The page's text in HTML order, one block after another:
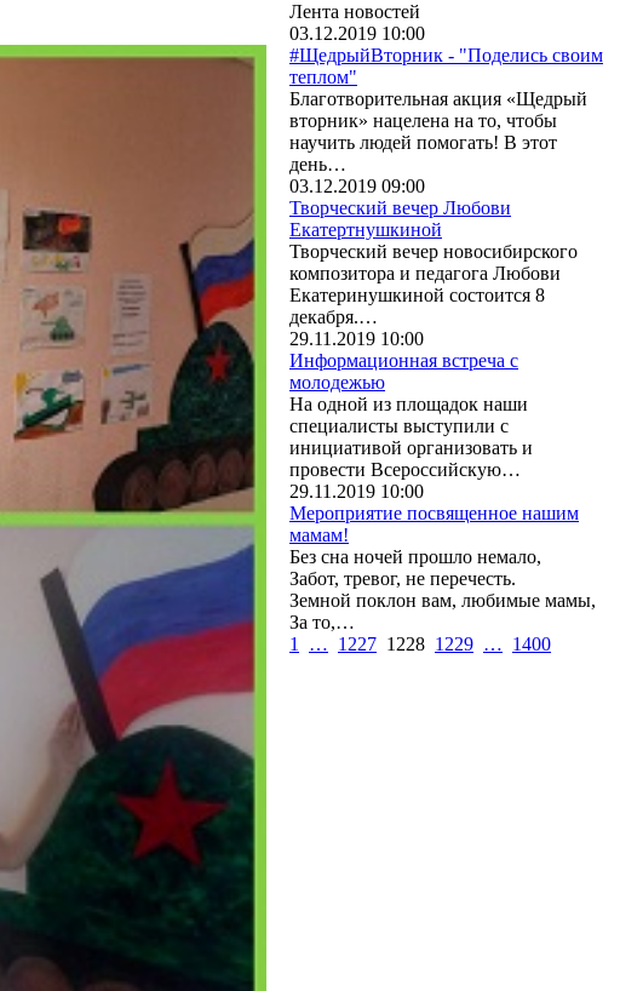
Лента новостей
03.12.2019 10:00
#ЩедрыйВторник - "Поделись своим
теплом"
Благотворительная акция «Щедрый
вторник» нацелена на то, чтобы
научить людей помогать! В этот
день…
03.12.2019 09:00
Творческий вечер Любови
Екатертнушкиной
Творческий вечер новосибирского
композитора и педагога Любови
Екатеринушкиной состоится 8
декабря.…
29.11.2019 10:00
Информационная встреча с
молодежью
На одной из площадок наши
специалисты выступили с
инициативой организовать и
провести Всероссийскую…
29.11.2019 10:00
Мероприятие посвященное нашим
мамам!
Без сна ночей прошло немало,
Забот, тревог, не перечесть.
Земной поклон вам, любимые мамы,
За то,…
1
… 1227 1228 1229 … 1400